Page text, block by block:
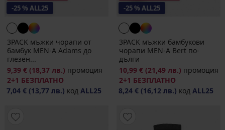
-25 % ALL25
3PACK мъжки чорапи от
бамбук MEN-A Adams до
глезен...
9,39 € (18,37 лв.) промоция
2+1 БЕЗПЛАТНО
7,04 € (13,77 лв.) код ALL25
-25 % ALL25
3PACK мъжки бамбукови
чорапи MEN-A Bert по-
дълги
10,99 € (21,49 лв.) промоция
2+1 БЕЗПЛАТНО
8,24 € (16,12 лв.) код ALL25